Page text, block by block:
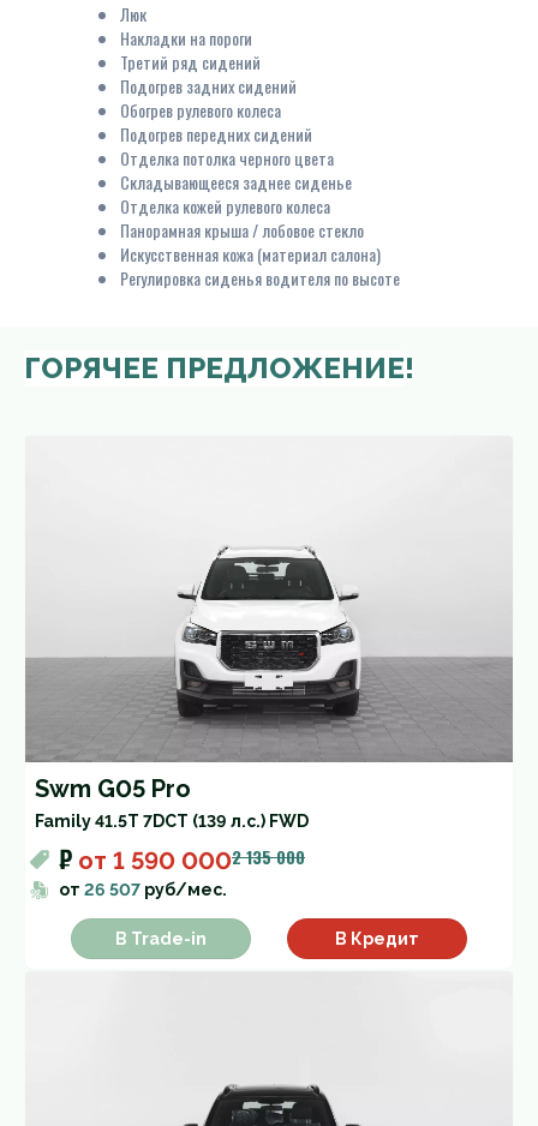
Люк
Накладки на пороги
Третий ряд сидений
Подогрев задних сидений
Обогрев рулевого колеса
Подогрев передних сидений
Отделка потолка черного цвета
Складывающееся заднее сиденье
Отделка кожей рулевого колеса
Панорамная крыша / лобовое стекло
Искусственная кожа (материал салона)
Регулировка сиденья водителя по высоте
ГОРЯЧЕЕ ПРЕДЛОЖЕНИЕ!
Swm G05 Pro
Family 41.5T 7DCT (139 л.с.) FWD
₽ от 1 590 0002 135 000
от 26 507 руб/мес.
В Trade-in В Кредит